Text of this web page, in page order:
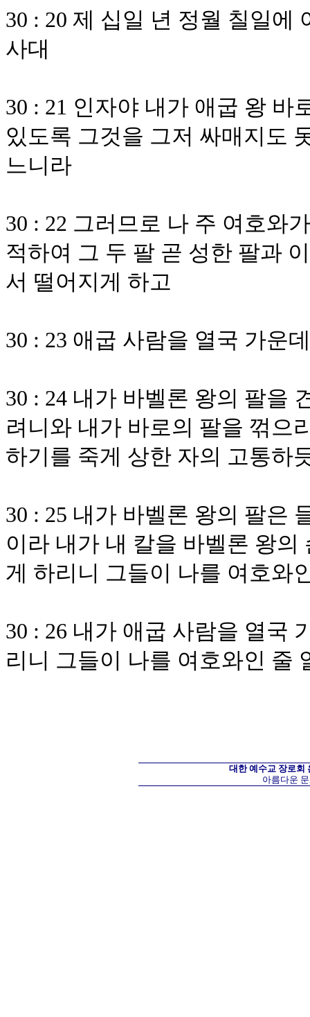
30 : 20 제 십일 년 정월 칠일에
사대
30 : 21 인자야 내가 애굽 왕 바
있도록 그것을 그저 싸매지도
느니라
30 : 22 그러므로 나 주 여호와
적하여 그 두 팔 곧 성한 팔과
서 떨어지게 하고
30 : 23 애굽 사람을 열국 가운
30 : 24 내가 바벨론 왕의 팔을
려니와 내가 바로의 팔을 꺾으
하기를 죽게 상한 자의 고통하
30 : 25 내가 바벨론 왕의 팔은
이라 내가 내 칼을 바벨론 왕
게 하리니 그들이 나를 여호와
30 : 26 내가 애굽 사람을 열국
리니 그들이 나를 여호와인 줄
대한 예수교 장로회
아름다운